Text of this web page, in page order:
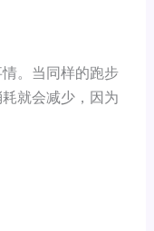
。当同样的跑步
就会减少，因为